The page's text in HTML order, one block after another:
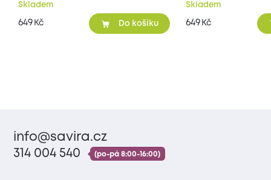
Skladem
649 Kč Do košíku
Skladem
649 Kč
info@savira.cz
314 004 540
(po-pá 8:00-16:00)